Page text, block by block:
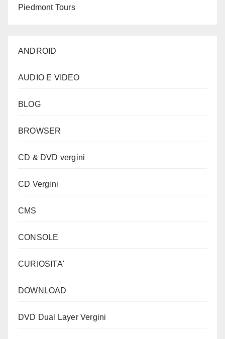
Piedmont Tours
ANDROID
AUDIO E VIDEO
BLOG
BROWSER
CD & DVD vergini
CD Vergini
CMS
CONSOLE
CURIOSITA'
DOWNLOAD
DVD Dual Layer Vergini